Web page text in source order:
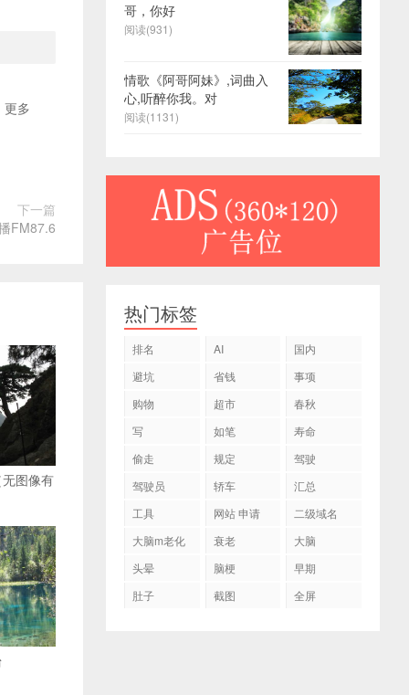
更多
下一篇
FM87.6
图像有
哥，你好
阅读(931)
情歌《阿哥阿妹》,词曲入
心,听醉你我。对
阅读(1131)
热门标签
排名 AI
国内
避坑
省钱
事项
购物
超市
春秋
写
如笔
寿命
偷走
规定
驾驶
驾驶员
轿车
汇总
工具
网站 申请
二级域名
大脑m老化
衰老
大脑
头晕
脑梗
早期
肚子
截图 全屏